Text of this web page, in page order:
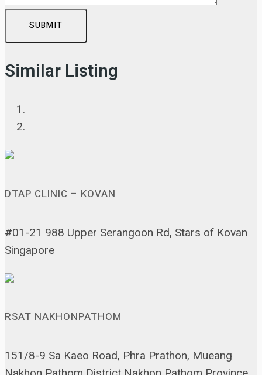
SUBMIT
Similar Listing
DTAP CLINIC – KOVAN
#01-21 988 Upper Serangoon Rd, Stars of Kovan
Singapore
RSAT NAKHONPATHOM
151/8-9 Sa Kaeo Road, Phra Prathon, Mueang